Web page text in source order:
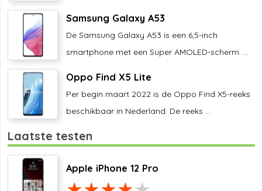
Samsung Galaxy A53
De Samsung Galaxy A53 is een 6,5-inch
smartphone met een Super AMOLED-scherm. ...
Oppo Find X5 Lite
Per begin maart 2022 is de Oppo Find X5-reeks
beschikbaar in Nederland. De reeks ...
Laatste testen
Apple iPhone 12 Pro